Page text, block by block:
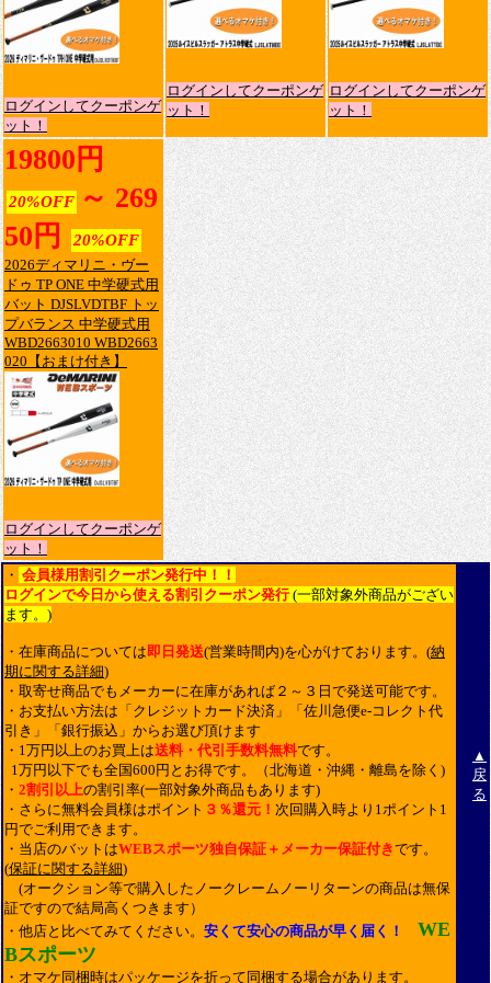
ログインしてクーポンゲ
ット！
ログインしてクーポンゲ
ット！
ログインしてクーポンゲ
ット！
19800円
20%OFF ～ 269
50円
20%OFF
2026ディマリニ・ヴー
ドゥ TP ONE 中学硬式用
バット DJSLVDTBF トッ
プバランス 中学硬式用
WBD2663010 WBD2663
020【おまけ付き】
ログインしてクーポンゲ
ット！
・ 会員様用割引クーポン発行中！！
ログインで今日から使える割引クーポン発行(一部対象外商品がござい
ます。)
・在庫商品については即日発送(営業時間内)を心がけております。(納
期に関する詳細)
・取寄せ商品でもメーカーに在庫があれば２～３日で発送可能です。
・お支払い方法は「クレジットカード決済」「佐川急便e-コレクト代
引き」「銀行振込」からお選び頂けます
・1万円以上のお買上は送料・代引手数料無料です。
1万円以下でも全国600円とお得です。（北海道・沖縄・離島を除く)
・ 2割引以上の割引率(一部対象外商品もあります)
・さらに無料会員様はポイント ３％還元！ 次回購入時より1ポイント1
円でご利用できます。
・当店のバットはWEBスポーツ独自保証＋メーカー保証付きです。
(保証に関する詳細)
(オークション等で購入したノークレームノーリターンの商品は無保
証ですので結局高くつきます）
・他店と比べてみてください。 安くて安心の商品が早く届く！
WE
Bスポーツ
・オマケ同梱時はパッケージを折って同梱する場合があります。
▲
戻
る